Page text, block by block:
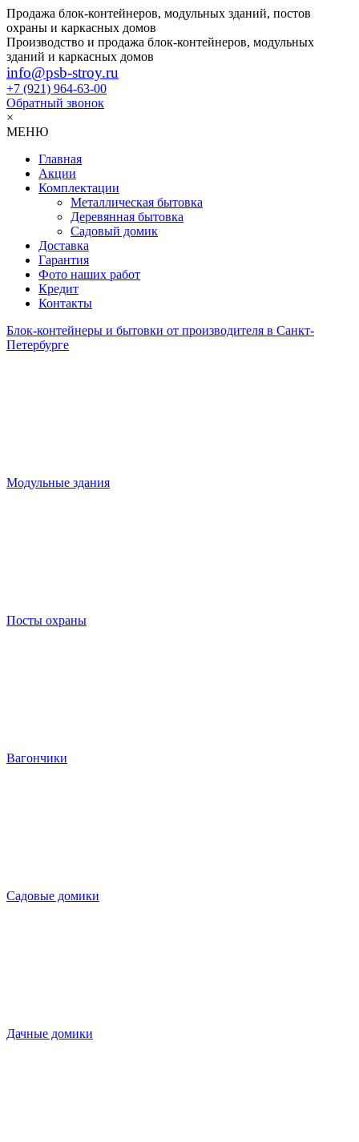
Продажа блок-контейнеров, модульных зданий, постов
охраны и каркасных домов
Производство и продажа блок-контейнеров, модульных
зданий и каркасных домов
info@psb-stroy.ru
+7 (921) 964-63-00
Обратный звонок
×
МЕНЮ
Главная
Акции
Комплектации
Металлическая бытовка
Деревянная бытовка
Садовый домик
Доставка
Гарантия
Фото наших работ
Кредит
Контакты
Блок-контейнеры и бытовки от производителя в Санкт-
Петербурге
Модульные здания
Посты охраны
Вагончики
Садовые домики
Дачные домики